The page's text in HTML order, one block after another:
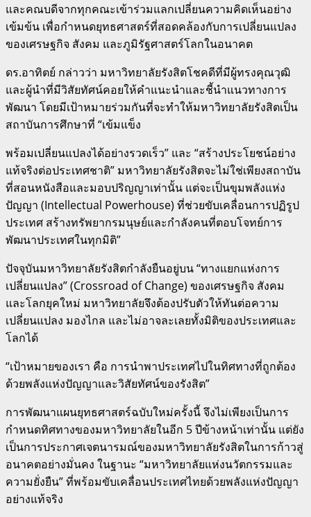
และคณบดีจากทุกคณะเข้าร่วมแลกเปลี่ยนความคิดเห็นอย่าง
เข้มข้น เพื่อกำหนดยุทธศาสตร์ที่สอดคล้องกับการเปลี่ยนแปลง
ของเศรษฐกิจ สังคม และภูมิรัฐศาสตร์โลกในอนาคต
ดร.อาทิตย์ กล่าวว่า มหาวิทยาลัยรังสิตโชคดีที่มีผู้ทรงคุณวุฒิ
และผู้นำที่มีวิสัยทัศน์คอยให้คำแนะนำและชี้นำแนวทางการ
พัฒนา โดยมีเป้าหมายร่วมกันที่จะทำให้มหาวิทยาลัยรังสิตเป็น
สถาบันการศึกษาที่ “เข้มแข็ง
พร้อมเปลี่ยนแปลงได้อย่างรวดเร็ว” และ “สร้างประโยชน์อย่าง
แท้จริงต่อประเทศชาติ” มหาวิทยาลัยรังสิตจะไม่ใช่เพียงสถาบัน
ที่สอนหนังสือและมอบปริญญาเท่านั้น แต่จะเป็นขุมพลังแห่ง
ปัญญา (Intellectual Powerhouse) ที่ช่วยขับเคลื่อนการปฏิรูป
ประเทศ สร้างทรัพยากรมนุษย์และกำลังคนที่ตอบโจทย์การ
พัฒนาประเทศในทุกมิติ”
ปัจจุบันมหาวิทยาลัยรังสิตกำลังยืนอยู่บน “ทางแยกแห่งการ
เปลี่ยนแปลง” (Crossroad of Change) ของเศรษฐกิจ สังคม
และโลกยุคใหม่ มหาวิทยาลัยจึงต้องปรับตัวให้ทันต่อความ
เปลี่ยนแปลง มองไกล และไม่อาจละเลยทั้งมิติของประเทศและ
โลกได้
“เป้าหมายของเรา คือ การนำพาประเทศไปในทิศทางที่ถูกต้อง
ด้วยพลังแห่งปัญญาและวิสัยทัศน์ของรังสิต”
การพัฒนาแผนยุทธศาสตร์ฉบับใหม่ครั้งนี้ จึงไม่เพียงเป็นการ
กำหนดทิศทางของมหาวิทยาลัยในอีก 5 ปีข้างหน้าเท่านั้น แต่ยัง
เป็นการประกาศเจตนารมณ์ของมหาวิทยาลัยรังสิตในการก้าวสู่
อนาคตอย่างมั่นคง ในฐานะ “มหาวิทยาลัยแห่งนวัตกรรมและ
ความยั่งยืน” ที่พร้อมขับเคลื่อนประเทศไทยด้วยพลังแห่งปัญญา
อย่างแท้จริง